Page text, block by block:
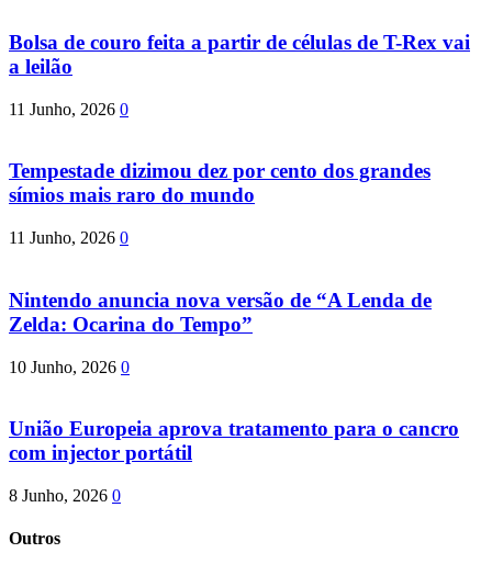
Bolsa de couro feita a partir de células de T-Rex vai
a leilão
11 Junho, 2026 0
Tempestade dizimou dez por cento dos grandes
símios mais raro do mundo
11 Junho, 2026 0
Nintendo anuncia nova versão de “A Lenda de
Zelda: Ocarina do Tempo”
10 Junho, 2026 0
União Europeia aprova tratamento para o cancro
com injector portátil
8 Junho, 2026 0
Outros